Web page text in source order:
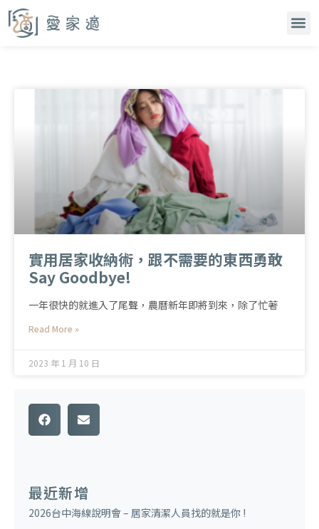
實用居家收納術，跟不需要的東西勇敢
Say Goodbye!
一年很快的就進入了尾聲，農曆新年即將到來，除了忙著
Read More »
2023 年 1 月 10 日
最近新增
2026台中海線說明會 – 居家清潔人員找的就是你 !